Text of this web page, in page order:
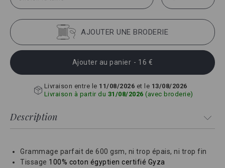
AJOUTER UNE BRODERIE
Ajouter au panier - 16 €
Livraison entre le 11/08/2026 et le 13/08/2026
Livraison à partir du 31/08/2026 (avec broderie)
Description
Grammage parfait de 600 gsm, ni trop épais, ni trop fin
Tissage 100% coton égyptien certifié Gyza